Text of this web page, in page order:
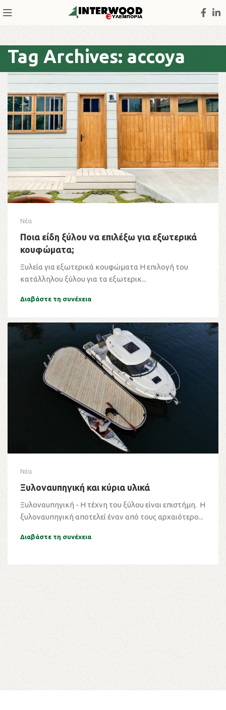
Tag Archives: accoya
Νέα
Ποια είδη ξύλου να επιλέξω για εξωτερικά
κουφώματα;
Ξυλεία για εξωτερικά κουφώματα Η επιλογή του
κατάλληλου ξύλου για τα εξωτερικ...
Διαβάστε τη συνέχεια
Νέα
Ξυλοναυπηγική και κύρια υλικά
Ξυλοναυπηγική - Η τέχνη του ξύλου είναι επιστήμη. Η
ξυλοναυπηγική αποτελεί έναν από τους αρχαιότερο...
Διαβάστε τη συνέχεια